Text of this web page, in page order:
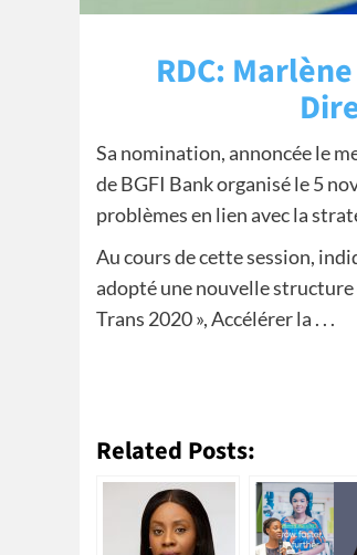
RDC:
Sa nomination, annoncée le
de BGFI Bank organisé le 5
problèmes en lien avec la
Au cours de cette session,
adopté une nouvelle
Trans 2020 », Accélérer la . . .
Related Posts: